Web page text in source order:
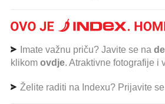
Imate važnu priču? Javite se na
klikom ovdje. Atraktivne fotografije i
Želite raditi na Indexu? Prijavite se